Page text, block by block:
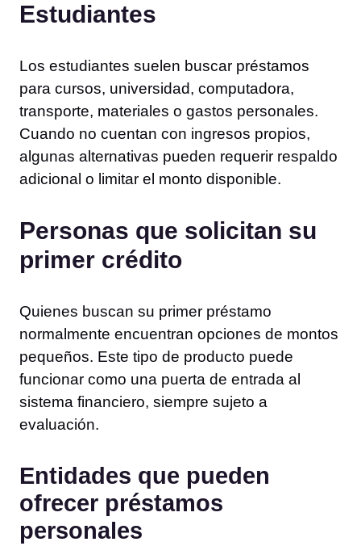
Estudiantes
Los estudiantes suelen buscar préstamos
para cursos, universidad, computadora,
transporte, materiales o gastos personales.
Cuando no cuentan con ingresos propios,
algunas alternativas pueden requerir respaldo
adicional o limitar el monto disponible.
Personas que solicitan su
primer crédito
Quienes buscan su primer préstamo
normalmente encuentran opciones de montos
pequeños. Este tipo de producto puede
funcionar como una puerta de entrada al
sistema financiero, siempre sujeto a
evaluación.
Entidades que pueden
ofrecer préstamos
personales